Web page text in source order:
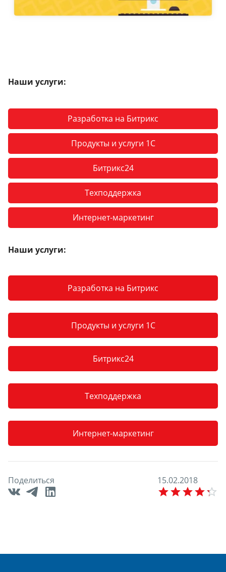
Наши услуги:
Разработка на Битрикс
Продукты и услуги 1С
Битрикс24
Техподдержка
Интернет-маркетинг
Наши услуги:
Разработка на Битрикс
Продукты и услуги 1С
Битрикс24
Техподдержка
Интернет-маркетинг
Поделиться 15.02.2018